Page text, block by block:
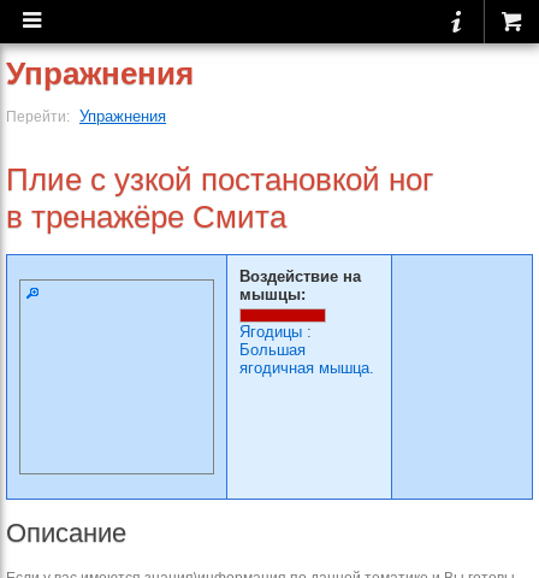
Упражнения
Перейти: Упражнения
Плие с узкой постановкой ног
в тренажёре Смита
Воздействие на
мышцы:
Ягодицы :
Большая
ягодичная мышца.
Описание